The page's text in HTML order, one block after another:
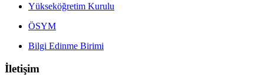
Yükseköğretim Kurulu
ÖSYM
Bilgi Edinme Birimi
İletişim